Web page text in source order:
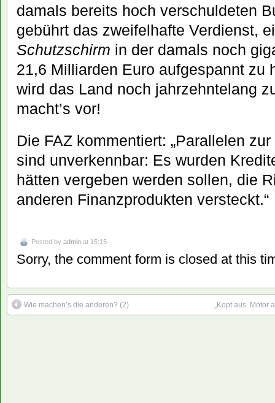
damals bereits hoch verschuldeten
gebührt das zweifelhafte Verdienst,
Schutzschirm in der damals noch
21,6 Milliarden Euro aufgespannt zu
wird das Land noch jahrzehntelang
macht’s vor!
Die FAZ kommentiert: „Parallelen
sind unverkennbar: Es wurden
hätten vergeben werden sollen, die
anderen Finanzprodukten versteckt.“
Posted by admin at 15:15
Sorry, the comment form is closed at this
Wie machen’s die anderen? (2) „Kopf aus. Motor